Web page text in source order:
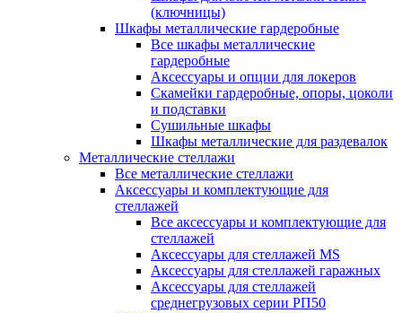
(ключницы)
Шкафы металлические гардеробные
Все шкафы металлические
гардеробные
Аксессуары и опции для локеров
Скамейки гардеробные, опоры, цоколи
и подставки
Сушильные шкафы
Шкафы металлические для раздевалок
Металлические стеллажи
Все металлические стеллажи
Аксессуары и комплектующие для
стеллажей
Все аксессуары и комплектующие для
стеллажей
Аксессуары для стеллажей MS
Аксессуары для стеллажей гаражных
Аксессуары для стеллажей
среднегрузовых серии РП50